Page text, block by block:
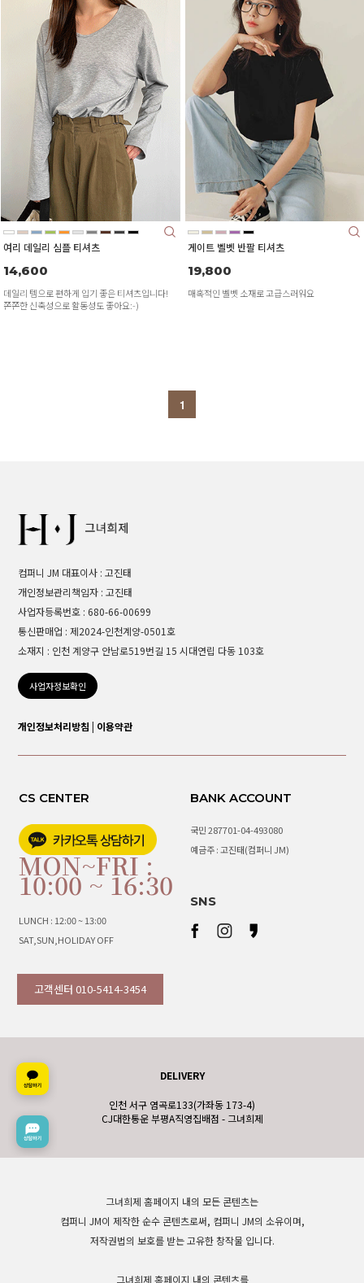
여리 데일리 심플 티셔츠
14,600
데일리 템으로 편하게 입기 좋은 티셔츠입니다!
쫀쫀한 신축성으로 활동성도 좋아요:-)
게이트 벨벳 반팔 티셔츠
19,800
매혹적인 벨벳 소재로 고급스러워요
1
컴퍼니 JM 대표이사 : 고진태
개인정보관리책임자 : 고진태
사업자등록번호 : 680-66-00699
통신판매업 : 제2024-인천계양-0501호
소재지 : 인천 계양구 안남로519번길 15 시대연립 다동 103호
사업자정보확인
개인정보처리방침 이용약관
CS CENTER
MON~FRI :
10:00 ~ 16:30
LUNCH : 12:00 ~ 13:00
SAT,SUN,HOLIDAY OFF
고객센터 010-5414-3454
BANK ACCOUNT
국민 287701-04-493080
예금주 : 고진태(컴퍼니 JM)
SNS
DELIVERY
인천 서구 염곡로133(가좌동 173-4)
CJ대한통운 부평A직영집배점 - 그녀희제
그녀희제 홈페이지 내의 모든 콘텐츠는
컴퍼니 JM이 제작한 순수 콘텐츠로써, 컴퍼니 JM의 소유이며,
저작권법의 보호를 받는 고유한 창작물 입니다.
그녀희제 홈페이지 내의 콘텐츠를